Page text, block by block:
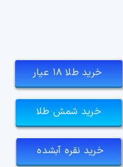
خرید طلا ۱۸ عیار
خرید شمش طلا
خرید نقره آبشده